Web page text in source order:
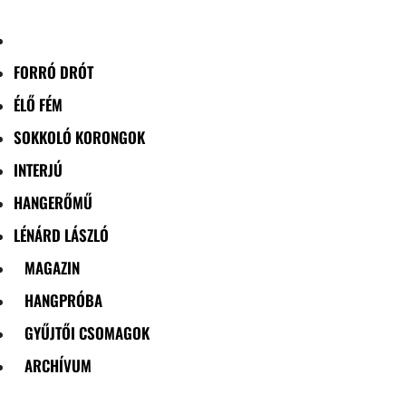
FORRÓ DRÓT
ÉLŐ FÉM
SOKKOLÓ KORONGOK
INTERJÚ
HANGERŐMŰ
LÉNÁRD LÁSZLÓ
MAGAZIN
HANGPRÓBA
GYŰJTŐI CSOMAGOK
ARCHÍVUM